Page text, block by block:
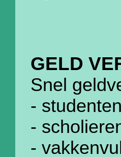
GELD
Snel
-
-
-